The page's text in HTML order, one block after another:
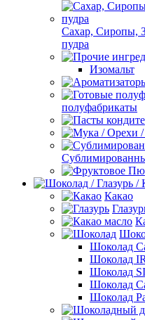
Сахар, Сиропы,
пудра
Изомальт
полуфабрикаты
Какао
Шоколад
Шоколад
Шоколад
Шоколад
Шоколад